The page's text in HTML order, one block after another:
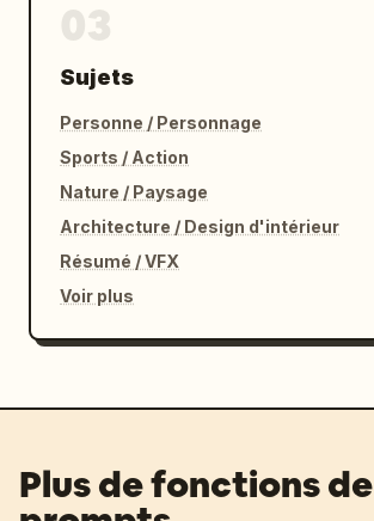
Sujets
Personne / Personnage
Sports / Action
Nature / Paysage
Architecture / Design d'intérieur
Résumé / VFX
Voir plus
Plus de fonctions de